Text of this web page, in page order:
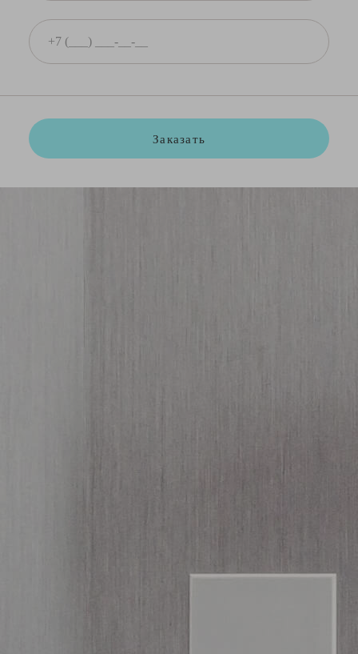
Заказать